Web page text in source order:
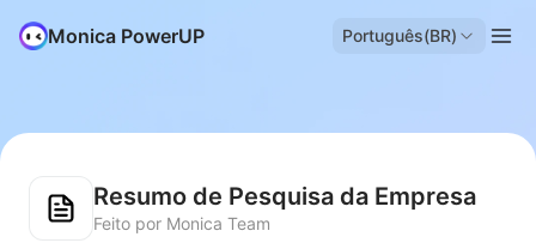
Monica PowerUP Português(BR)
Resumo de Pesquisa da Empresa
Feito por Monica Team